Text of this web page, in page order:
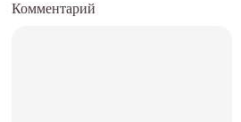
Комментарий